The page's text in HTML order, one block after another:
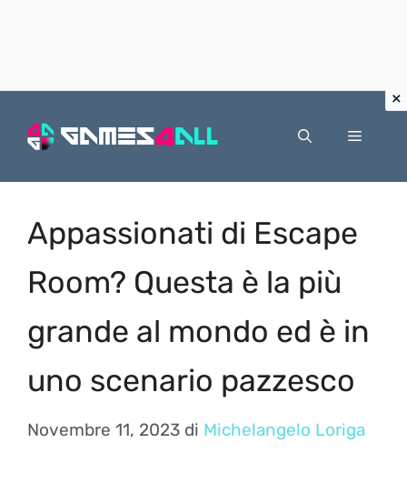
Menu
Appassionati di Escape
Room? Questa è la più
grande al mondo ed è in
uno scenario pazzesco
Novembre 11, 2023 di Michelangelo Loriga